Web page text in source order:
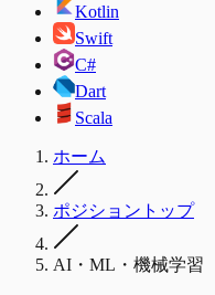
Kotlin
Swift
C#
Dart
Scala
ホーム
ポジショントップ
AI・ML・機械学習